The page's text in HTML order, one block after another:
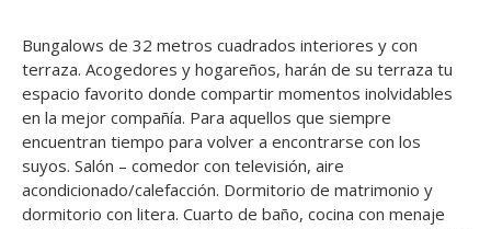
Bungalows de 32 metros cuadrados interiores y con
terraza. Acogedores y hogareños, harán de su terraza tu
espacio favorito donde compartir momentos inolvidables
en la mejor compañía. Para aquellos que siempre
encuentran tiempo para volver a encontrarse con los
suyos. Salón – comedor con televisión, aire
acondicionado/calefacción. Dormitorio de matrimonio y
dormitorio con litera. Cuarto de baño, cocina con menaje